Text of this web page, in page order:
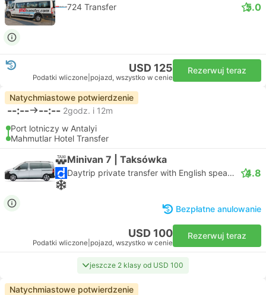
724 Transfer 5.0
USD 125
Podatki wliczone pojazd, wszystko w cenie
Rezerwuj teraz
Natychmiastowe potwierdzenie
--:-- --:-- 2godz. i 12m
Port lotniczy w Antalyi
Mahmutlar Hotel Transfer
Minivan 7 | Taksówka
Daytrip private transfer with English speaking driver 4.8
Bezpłatne anulowanie
USD 100
Podatki wliczone pojazd, wszystko w cenie
Rezerwuj teraz
jeszcze 2 klasy od USD 100
Natychmiastowe potwierdzenie